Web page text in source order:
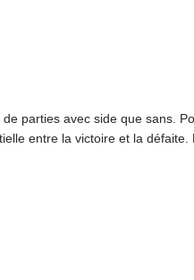
parties avec side que sans.
entre la victoire et la défaite.